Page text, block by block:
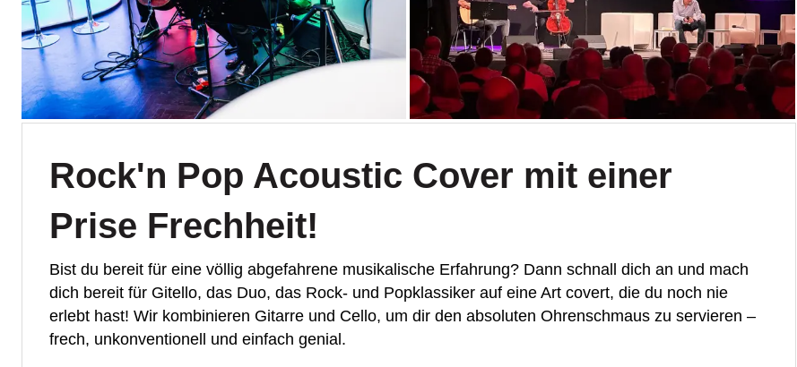
Rock'n Pop Acoustic Cover mit einer
Prise Frechheit!
Bist du bereit für eine völlig abgefahrene musikalische Erfahrung? Dann schnall dich an und mach
dich bereit für Gitello, das Duo, das Rock- und Popklassiker auf eine Art covert, die du noch nie
erlebt hast! Wir kombinieren Gitarre und Cello, um dir den absoluten Ohrenschmaus zu servieren –
frech, unkonventionell und einfach genial.